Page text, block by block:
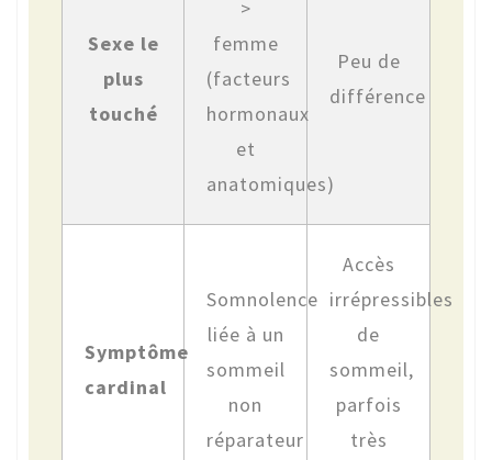
Sexe le
plus
touché
>
femme
(facteurs
hormonaux
et
anatomiques)
Peu de
différence
Symptôme
cardinal
Somnolence
liée à un
sommeil
non
réparateur
Accès
irrépressibles
de
sommeil,
parfois
très